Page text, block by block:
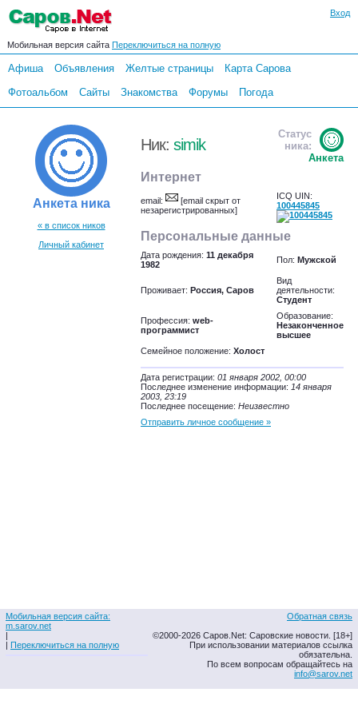
Вход
Мобильная версия сайта Переключиться на полную
Афиша Объявления Желтые страницы
Карта Сарова
Фотоальбом
Сайты Знакомства Форумы Погода
Анкета ника
« в список ников
Личный кабинет
Ник: simik
Статус
ника:
Анкета
Интернет
email:
[email скрыт от
незарегистрированных]
ICQ UIN:
100445845
Персональные данные
Дата рождения: 11 декабря
1982
Пол: Мужской
Проживает: Россия, Саров
Вид
деятельности:
Студент
Профессия: web-
программист
Образование:
Незаконченное
высшее
Семейное положение: Холост
Дата регистрации: 01 января 2002, 00:00
Последнее изменение информации: 14 января
2003, 23:19
Последнее посещение: Неизвестно
Отправить личное сообщение »
Мобильная версия сайта:
m.sarov.net
|
| Переключиться на полную
Обратная связь
©2000-2026 Саров.Net: Саровские новости. [18+]
При использовании материалов ссылка
обязательна.
По всем вопросам обращайтесь на
info@sarov.net